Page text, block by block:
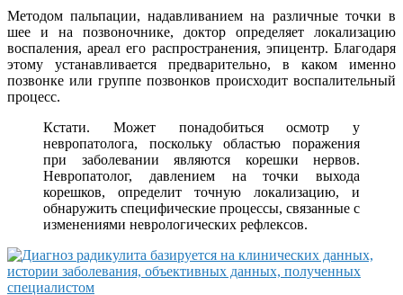
Методом пальпации, надавливанием на различные точки в
шее и на позвоночнике, доктор определяет локализацию
воспаления, ареал его распространения, эпицентр. Благодаря
этому устанавливается предварительно, в каком именно
позвонке или группе позвонков происходит воспалительный
процесс.
Кстати. Может понадобиться осмотр у
невропатолога, поскольку областью поражения
при заболевании являются корешки нервов.
Невропатолог, давлением на точки выхода
корешков, определит точную локализацию, и
обнаружить специфические процессы, связанные с
изменениями неврологических рефлексов.